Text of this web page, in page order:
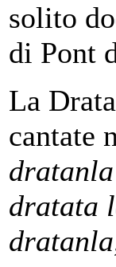
solito
di Pont
La
cantate
dratata